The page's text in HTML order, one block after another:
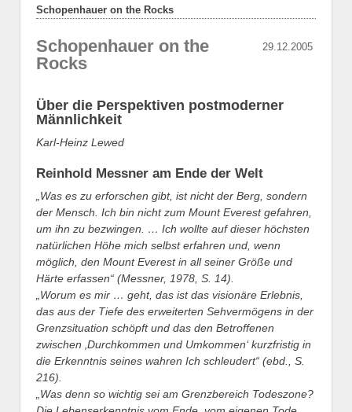
Schopenhauer on the Rocks
29.12.2005
Schopenhauer on the
Rocks
Über die Perspektiven postmoderner
Männlichkeit
Karl-Heinz Lewed
Reinhold Messner am Ende der Welt
„Was es zu erforschen gibt, ist nicht der Berg, sondern
der Mensch. Ich bin nicht zum Mount Everest gefahren,
um ihn zu bezwingen. … Ich wollte auf dieser höchsten
natürlichen Höhe mich selbst erfahren und, wenn
möglich, den Mount Everest in all seiner Größe und
Härte erfassen“ (Messner, 1978, S. 14).
„Worum es mir … geht, das ist das visionäre Erlebnis,
das aus der Tiefe des erweiterten Sehvermögens in der
Grenzsituation schöpft und das den Betroffenen
zwischen ‚Durchkommen und Umkommen‘ kurzfristig in
die Erkenntnis seines wahren Ich schleudert“ (ebd., S.
216).
„Was denn so wichtig sei am Grenzbereich Todeszone?